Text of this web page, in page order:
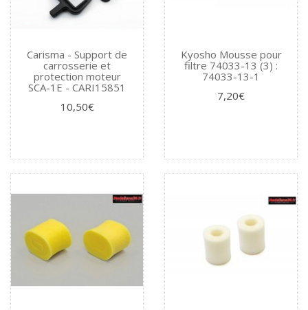
Carisma - Support de
carrosserie et
protection moteur
SCA-1E - CARI15851
10,50€
Kyosho Mousse pour
filtre 74033-13 (3) :
74033-13-1
7,20€